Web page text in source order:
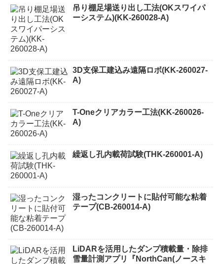
吊り棚足場送り出し工法(OKスワイパ
ーシステム)(KK-260028-A)
3D支保工建込み遠隔ロボ(KK-260027-
A)
T-Oneクリアカラー工法(KK-260026-
A)
繰返し孔内載荷試験(THK-260001-A)
湿ったコンクリートに貼付可能な粘着
テープ(CB-260014-A)
LiDARを活用したダンプ積載量・除排
雪量計測アプリ『NorthCan(ノースキ